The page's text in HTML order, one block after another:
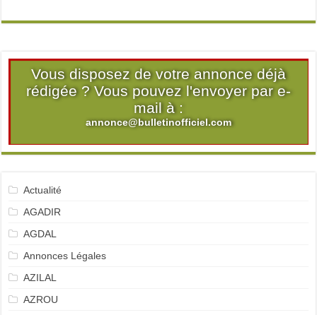
Vous disposez de votre annonce déjà
rédigée ? Vous pouvez l'envoyer par e-
mail à :
annonce@bulletinofficiel.com
Actualité
AGADIR
AGDAL
Annonces Légales
AZILAL
AZROU